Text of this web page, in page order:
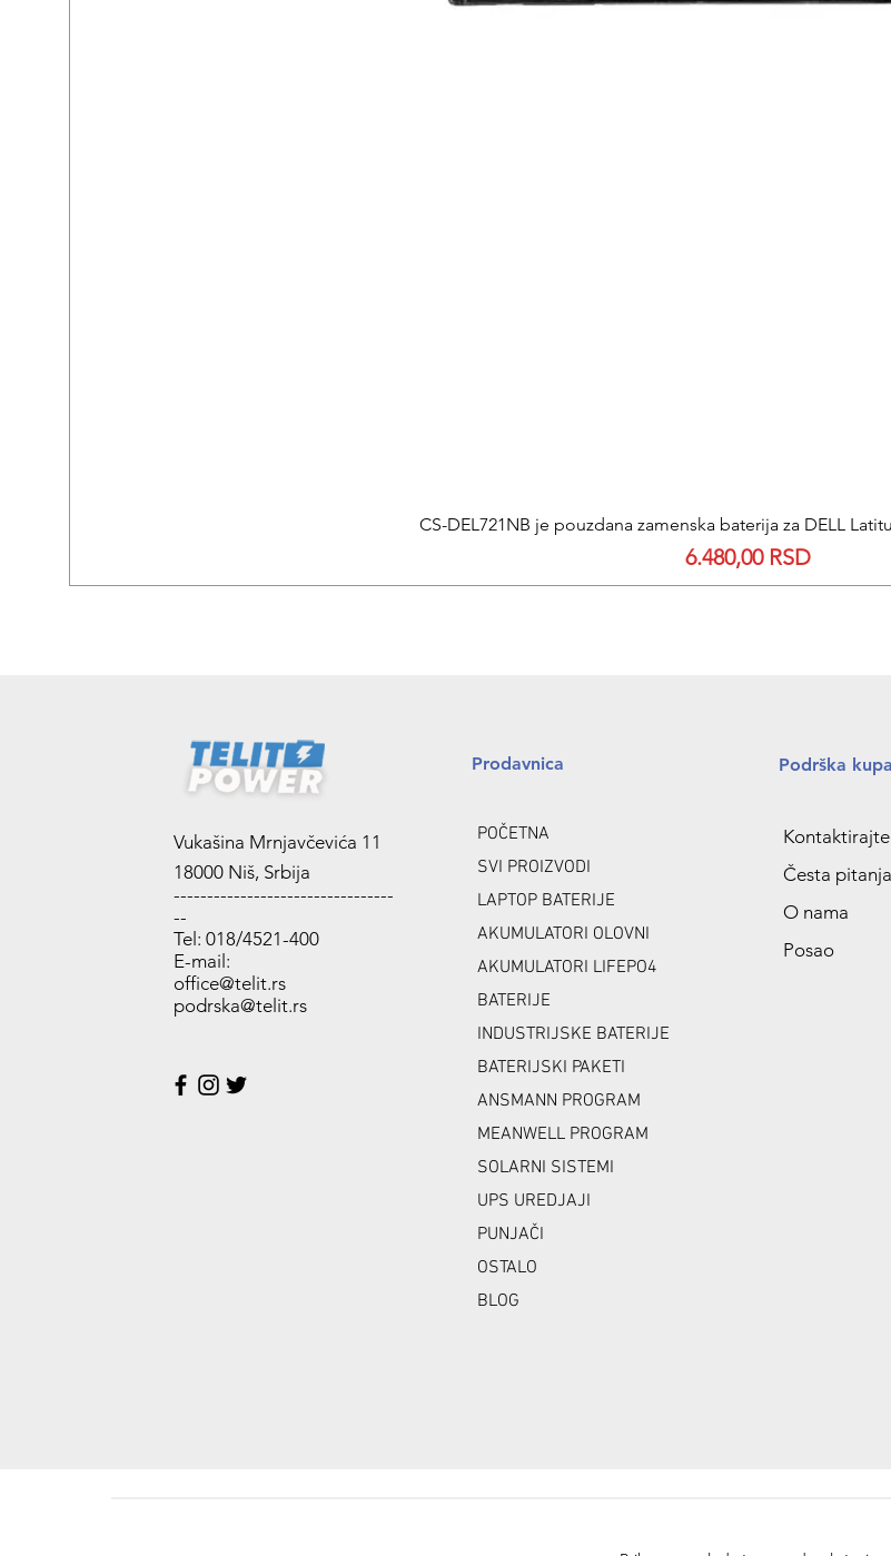
Quick View
CS-DEL721NB je pouzdana zamenska baterija za DELL
Price
6.480,00 RSD
Vukašina Mrnjavčevića 11
18000 Niš, Srbija
---------------------------------
--
Tel: 018/4521-400
E-mail:
office@telit.rs
podrska@telit.rs
Prodavnica
POČETNA
SVI PROIZVODI
LAPTOP BATERIJE
AKUMULATORI OLOVNI
AKUMULATORI LIFEPO4
BATERIJE
INDUSTRIJSKE BATERIJE
BATERIJSKI PAKETI
ANSMANN PROGRAM
MEANWELL PROGRAM
SOLARNI SISTEMI
UPS UREDJAJI
PUNJAČI
OSTALO
BLOG
Podrška
Kontaktirajte
Česta pitanja
O nama
Posao